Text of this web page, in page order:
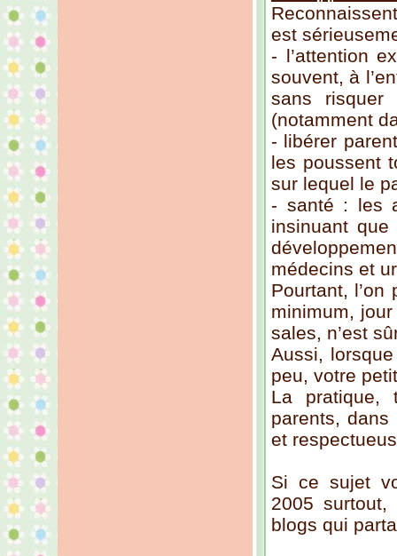
est
- l’attention
souvent, à
sans risquer
(notamment
- libérer
les poussent
sur lequel le
- santé : les
insinuant
médecins et
Pourtant,
minimum,
sales, n’est
Aussi,
peu, votre
La pratique,
parents, dans
et
Si ce sujet
2005
blogs qui